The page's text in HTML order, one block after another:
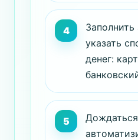
Заполнить
указать
денег:
Дождаться